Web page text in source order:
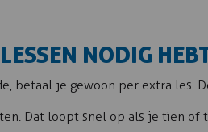
NODIG
betaal je gewoon per extra les.
Dat loopt snel op als je tien of